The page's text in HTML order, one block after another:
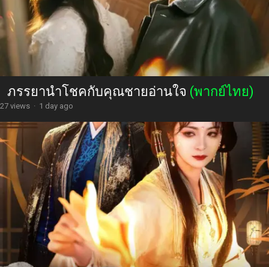
ภรรยานำโชคกับคุณชายอ่านใจ (พากย์ไทย)
27 views · 1 day ago